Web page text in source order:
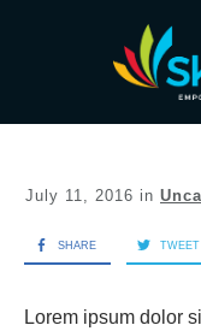
July 11, 2016 in
SHARE TWEET
Lorem ipsum dolor